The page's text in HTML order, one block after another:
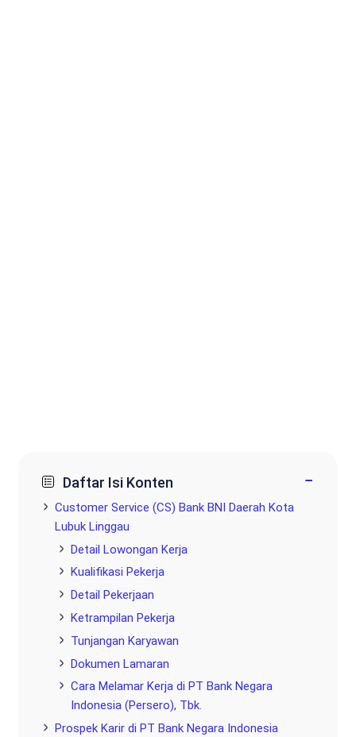
Daftar Isi Konten −
Customer Service (CS) Bank BNI Daerah Kota
Lubuk Linggau
Detail Lowongan Kerja
Kualifikasi Pekerja
Detail Pekerjaan
Ketrampilan Pekerja
Tunjangan Karyawan
Dokumen Lamaran
Cara Melamar Kerja di PT Bank Negara
Indonesia (Persero), Tbk.
Prospek Karir di PT Bank Negara Indonesia